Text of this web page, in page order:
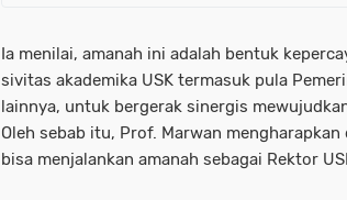
Ia menilai, amanah ini adalah bentuk
sivitas akademika USK termasuk pula
lainnya, untuk bergerak sinergis
Oleh sebab itu, Prof. Marwan
bisa menjalankan amanah sebagai Rektor